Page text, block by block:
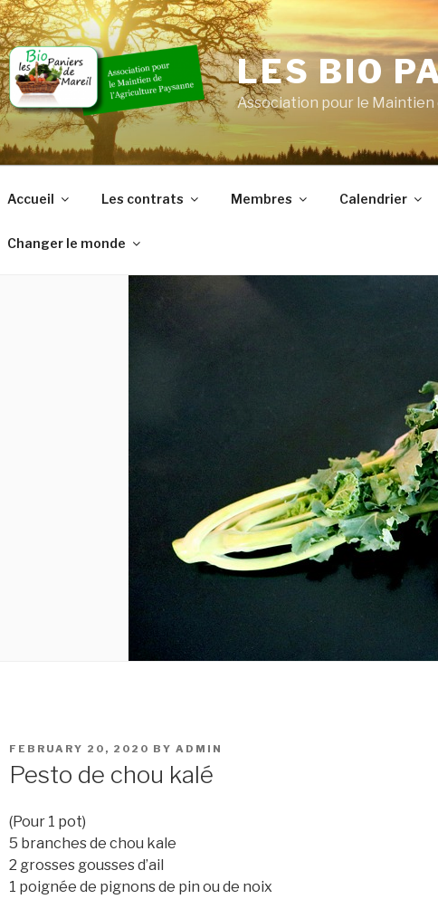
LES BIO
Association pour le
Accueil Les contrats Membres Calendrier
Changer le monde
POSTED
FEBRUARY 20, 2020 BY ADMIN
Pesto de chou kalé
(Pour 1 pot)
5 branches de chou kale
2 grosses gousses d’ail
1 poignée de pignons de pin ou de noix